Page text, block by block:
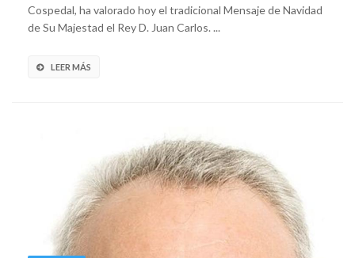
Cospedal, ha valorado hoy el tradicional Mensaje de Navidad
de Su Majestad el Rey D. Juan Carlos. ...
LEER MÁS